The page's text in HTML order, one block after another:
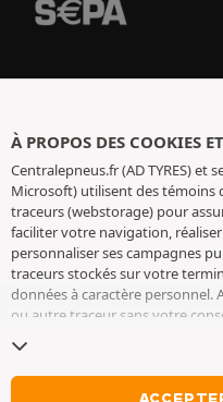
À PROPOS DES COOKIES
Centralepneus.fr (AD TYRES) et
Microsoft) utilisent des témoins
traceurs (webstorage) pour
faciliter votre navigation,
personnaliser ses campagnes
traceurs stockés sur votre
données à caractère personnel.
ou autre traceur sans votre
conservons votre choix
consentement à tout moment
. Vous pouvez